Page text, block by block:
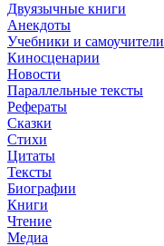
Двуязычные книги
Анекдоты
Учебники и самоучители
Киносценарии
Новости
Параллельные тексты
Рефераты
Сказки
Стихи
Цитаты
Тексты
Биографии
Книги
Чтение
Медиа